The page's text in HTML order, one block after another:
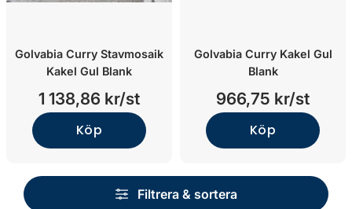
Golvabia Curry Stavmosaik
Kakel Gul Blank
1 138,86 kr/st
Köp
Golvabia Curry Kakel Gul
Blank
966,75 kr/st
Köp
Filtrera & sortera